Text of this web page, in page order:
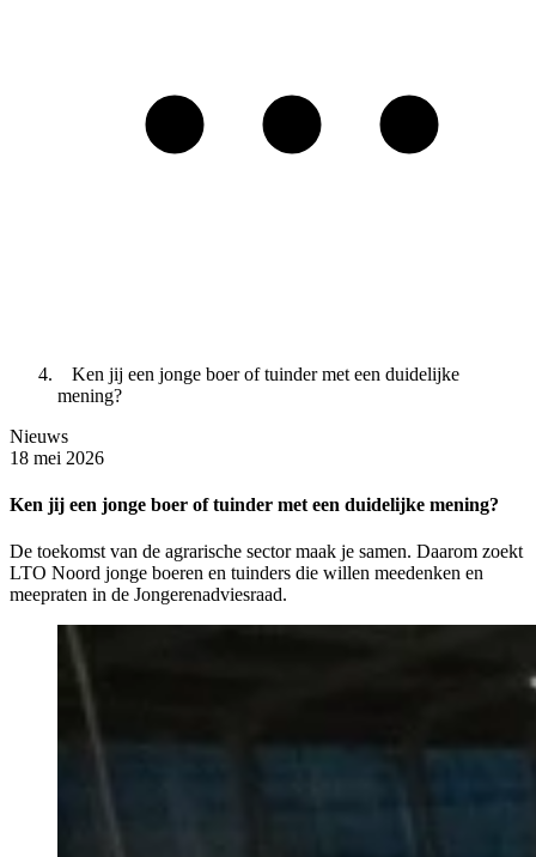
Ken jij een jonge boer of tuinder met een duidelijke
mening?
Nieuws
18 mei 2026
Ken jij een jonge boer of tuinder met een duidelijke mening?
De toekomst van de agrarische sector maak je samen. Daarom zoekt
LTO Noord jonge boeren en tuinders die willen meedenken en
meepraten in de Jongerenadviesraad.